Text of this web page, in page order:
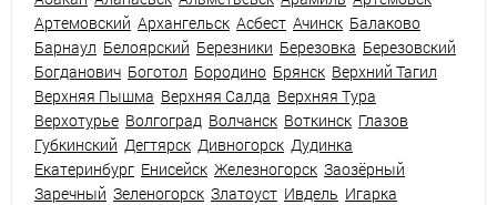
Артемовский Архангельск Асбест Ачинск Балаково
Барнаул Белоярский Березники Березовка Березовский
Богданович Боготол Бородино Брянск Верхний Тагил
Верхняя Пышма Верхняя Салда Верхняя Тура
Верхотурье Волгоград Волчанск Воткинск Глазов
Губкинский Дегтярск Дивногорск Дудинка
Екатеринбург Енисейск Железногорск Заозёрный
Заречный Зеленогорск Златоуст Ивдель Игарка